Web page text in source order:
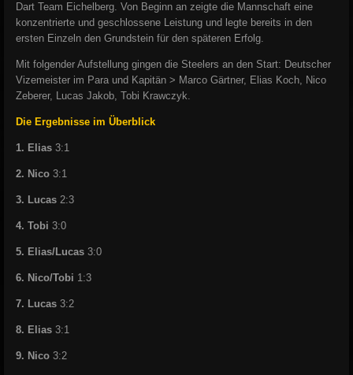
Dart Team Eichelberg. Von Beginn an zeigte die Mannschaft eine
konzentrierte und geschlossene Leistung und legte bereits in den
ersten Einzeln den Grundstein für den späteren Erfolg.
Mit folgender Aufstellung gingen die Steelers an den Start: Deutscher
Vizemeister im Para und Kapitän > Marco Gärtner, Elias Koch, Nico
Zeberer, Lucas Jakob, Tobi Krawczyk.
Die Ergebnisse im Überblick
1. Elias 3:1
2. Nico 3:1
3. Lucas 2:3
4. Tobi 3:0
5. Elias/Lucas 3:0
6. Nico/Tobi 1:3
7. Lucas 3:2
8. Elias 3:1
9. Nico 3:2